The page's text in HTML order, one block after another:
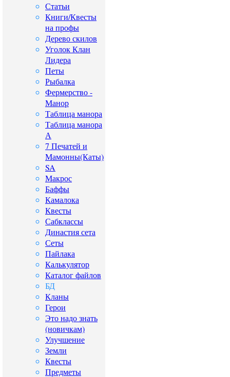
Статьи
Книги/Квесты
на профы
Дерево скилов
Уголок Клан
Лидера
Петы
Рыбалка
Фермерство -
Манор
Таблица манора
Таблица манора
А
7 Печатей и
Мамонны(Каты)
SA
Макрос
Баффы
Камалока
Квесты
Сабклассы
Династия сета
Сеты
Пайлака
Калькулятор
Каталог файлов
БД
Кланы
Герои
Это надо знать
(новичкам)
Улучшение
Земли
Квесты
Предметы